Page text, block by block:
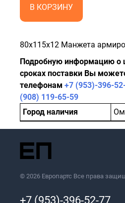
В КОРЗИНУ
80x115x12 Манжета
Подробную информацию о
сроках поставки Вы
телефонам +7 (953)-396-
(908) 119-65-59
Город наличия
© 2026 Европартс Все права
+7 (953)-396-52-77